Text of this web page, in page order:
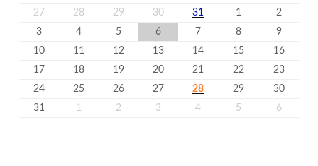
27
28 29 30 31 1
2
3
4 5 6 7 8
9
10
11 12 13 14 15
16
17
18 19 20 21 22
23
24
25 26 27 28 29
30
31
1 2 3 4 5 6